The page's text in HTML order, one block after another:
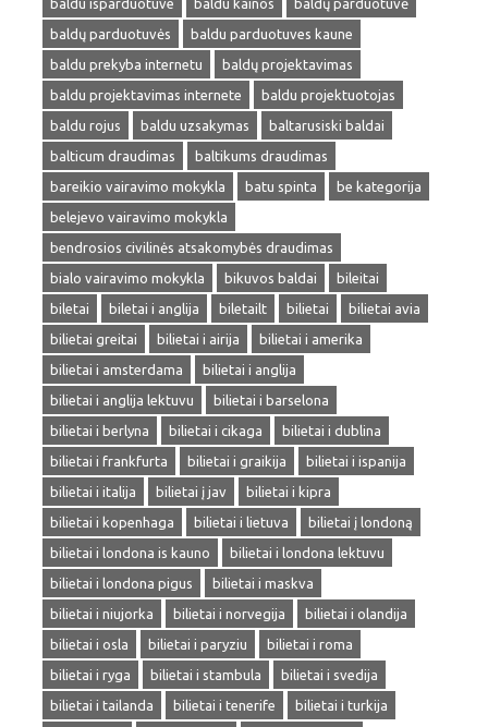
baldu isparduotuve
baldu kainos
baldų parduotuvė
baldų parduotuvės
baldu parduotuves kaune
baldu prekyba internetu
baldų projektavimas
baldu projektavimas internete
baldu projektuotojas
baldu rojus
baldu uzsakymas
baltarusiski baldai
balticum draudimas
baltikums draudimas
bareikio vairavimo mokykla
batu spinta
be kategorija
belejevo vairavimo mokykla
bendrosios civilinės atsakomybės draudimas
bialo vairavimo mokykla
bikuvos baldai
bileitai
biletai
biletai i anglija biletailt bilietai
bilietai avia
bilietai greitai
bilietai i airija
bilietai i amerika
bilietai i amsterdama
bilietai i anglija
bilietai i anglija lektuvu
bilietai i barselona
bilietai i berlyna
bilietai i cikaga
bilietai i dublina
bilietai i frankfurta
bilietai i graikija
bilietai i ispanija
bilietai i italija
bilietai į jav
bilietai i kipra
bilietai i kopenhaga
bilietai i lietuva
bilietai į londoną
bilietai i londona is kauno
bilietai i londona lektuvu
bilietai i londona pigus
bilietai i maskva
bilietai i niujorka
bilietai i norvegija
bilietai i olandija
bilietai i osla
bilietai i paryziu
bilietai i roma
bilietai i ryga
bilietai i stambula
bilietai i svedija
bilietai i tailanda
bilietai i tenerife
bilietai i turkija